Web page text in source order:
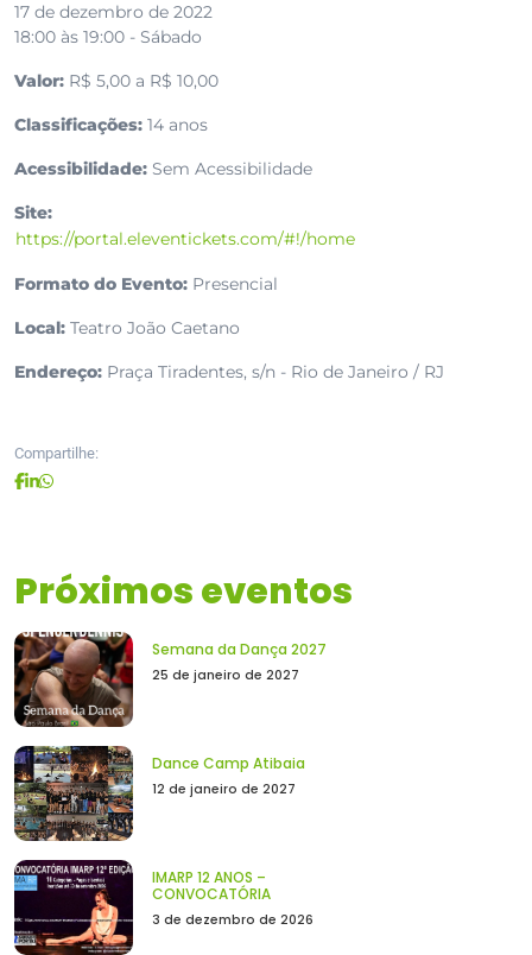
17 de dezembro de 2022
18:00 às 19:00 - Sábado
Valor: R$ 5,00 a R$ 10,00
Classificações: 14 anos
Acessibilidade: Sem Acessibilidade
Site:
https://portal.eleventickets.com/#!/home
Formato do Evento: Presencial
Local: Teatro João Caetano
Endereço: Praça Tiradentes, s/n - Rio de Janeiro / RJ
Compartilhe:
Próximos eventos
Semana da Dança 2027
25 de janeiro de 2027
Dance Camp Atibaia
12 de janeiro de 2027
IMARP 12 ANOS –
CONVOCATÓRIA
3 de dezembro de 2026